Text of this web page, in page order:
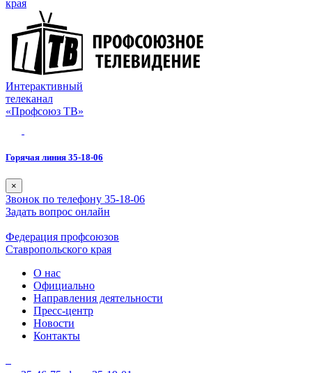
края
Интерактивный
телеканал
«Профсоюз ТВ»
Горячая линия 35-18-06
×
Звонок по телефону 35-18-06
Задать вопрос онлайн
Федерация профсоюзов
Ставропольского края
О нас
Официально
Направления деятельности
Пресс-центр
Новости
Контакты